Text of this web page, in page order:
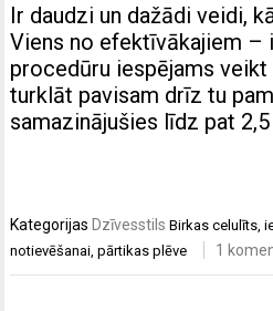
Ir daudzi un dažādi veidi,
Viens no efektīvākajiem –
procedūru iespējams
turklāt pavisam drīz tu
samazinājušies līdz pat
Kategorijas Dzīvesstils Birkascelulīts ,
notievēšanai ,pārtikas plēve 1